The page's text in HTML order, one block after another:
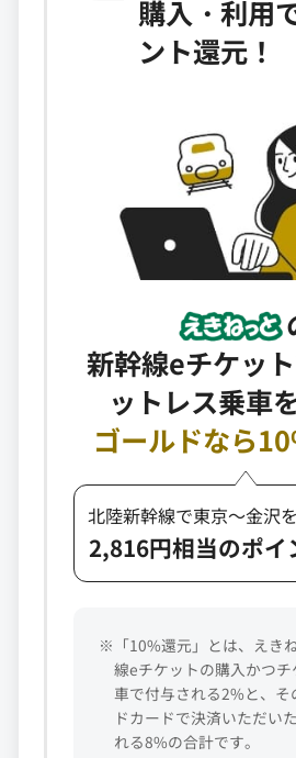
購入・利用
ント還元！
新幹線eチケッ
ットレス乗車
ゴールドなら
北陸新幹線で東京～金沢
2,816円相当のポイ
※「10%還元」とは、えき
線eチケットの購入かつ
車で付与される2%と、そ
ドカードで決済いただい
れる8%の合計です。